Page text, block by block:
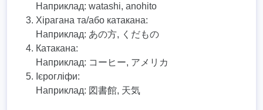
Наприклад: watashi, anohito
Хірагана та/або катакана:
Наприклад: あの方, くだもの
Катакана:
Наприклад: コーヒー, アメリカ
Ієрогліфи:
Наприклад: 図書館, 天気